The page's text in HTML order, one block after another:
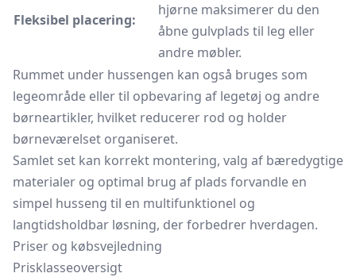
Fleksibel placering:
hjørne maksimerer du den
åbne gulvplads til leg eller
andre møbler.
Rummet under hussengen kan også bruges som
legeområde eller til opbevaring af legetøj og andre
børneartikler, hvilket reducerer rod og holder
børneværelset organiseret.
Samlet set kan korrekt montering, valg af bæredygtige
materialer og optimal brug af plads forvandle en
simpel husseng til en multifunktionel og
langtidsholdbar løsning, der forbedrer hverdagen.
Priser og købsvejledning
Prisklasseoversigt